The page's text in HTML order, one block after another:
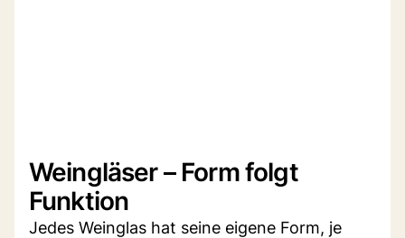
Weingläser – Form folgt
Funktion
Jedes Weinglas hat seine eigene Form, je